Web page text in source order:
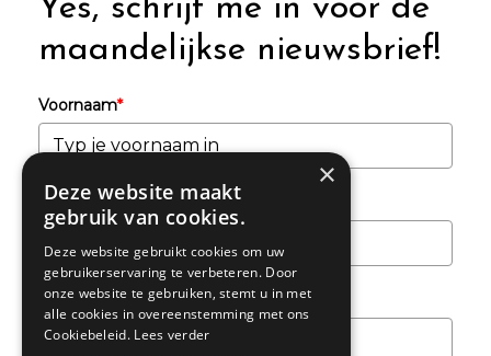
Yes, schrijf me in voor de
maandelijkse nieuwsbrief!
Voornaam*
Achternaam
Email*
×
Deze website maakt
gebruik van cookies.
Deze website gebruikt cookies om uw
gebruikerservaring te verbeteren. Door
onze website te gebruiken, stemt u in met
alle cookies in overeenstemming met ons
Cookiebeleid. Lees verder